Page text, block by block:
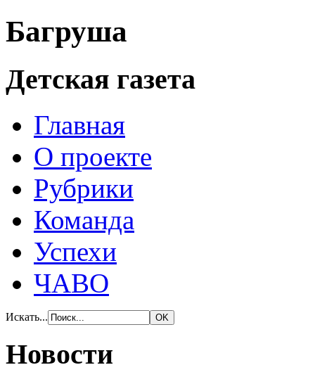
Багруша
Детская газета
Главная
О проекте
Рубрики
Команда
Успехи
ЧАВО
Искать...
Новости